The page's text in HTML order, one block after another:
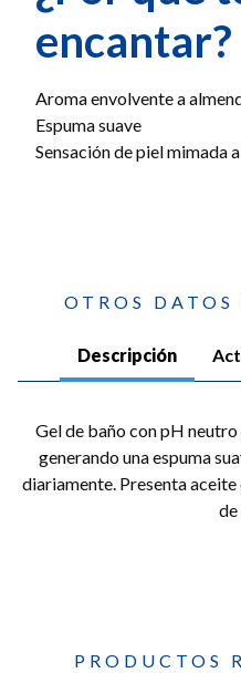
encantar?
Aroma envolvente a
Espuma suave
Sensación de piel mimada
OTROS
Descripción
Gel de baño con pH
generando una espuma
diariamente. Presenta
de
PRODUCTOS